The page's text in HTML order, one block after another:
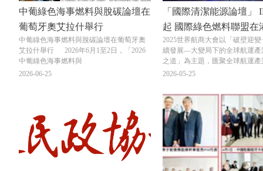
中葡綠色海事燃料與脫碳論壇在
葡萄牙奧艾拉什舉行
中葡綠色海事燃料與脫碳論壇在葡萄牙奧
艾拉什舉行 2026年6月1至2日，「2026
中葡綠色海事燃料與
2026-06-25
「國際清潔能源論壇」
起 國際綠色燃料聯盟在港啟航 -
特刊 - 香港文匯報
2025世界航商大會以「破壁迎變
續發展—大變局下的全球航運產
之道」為主題，匯聚全球航運
游業界人士，共同探討在國際
可持續方向轉型。來自全球航運
貿易、物流、金融機構、行業
的權威人士和領軍企業負責人
場參會，共同探討如何推動航
變局中實現高質量發展。
2026-05-25